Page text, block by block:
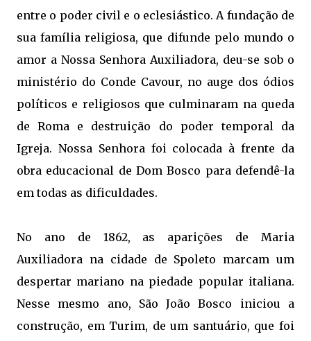
entre o poder civil e o eclesiástico. A fundação de
sua família religiosa, que difunde pelo mundo o
amor a Nossa Senhora Auxiliadora, deu-se sob o
ministério do Conde Cavour, no auge dos ódios
políticos e religiosos que culminaram na queda
de Roma e destruição do poder temporal da
Igreja. Nossa Senhora foi colocada à frente da
obra educacional de Dom Bosco para defendê-la
em todas as dificuldades.
No ano de 1862, as aparições de Maria
Auxiliadora na cidade de Spoleto marcam um
despertar mariano na piedade popular italiana.
Nesse mesmo ano, São João Bosco iniciou a
construção, em Turim, de um santuário, que foi